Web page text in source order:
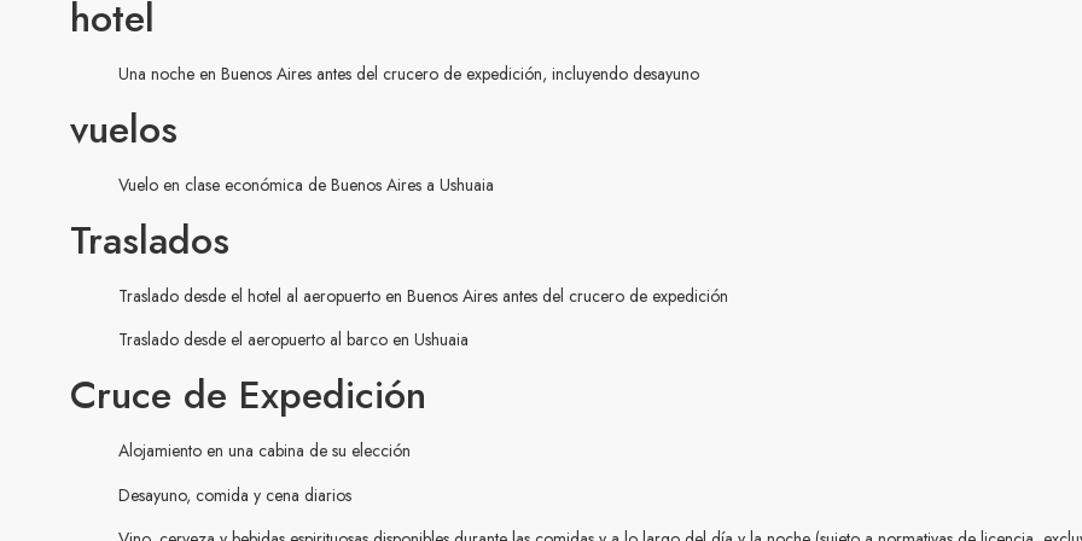
hotel
Una noche en Buenos Aires antes del crucero de expedición, incluyendo desayuno
vuelos
Vuelo en clase económica de Buenos Aires a Ushuaia
Traslados
Traslado desde el hotel al aeropuerto en Buenos Aires antes del crucero de expedición
Traslado desde el aeropuerto al barco en Ushuaia
Cruce de Expedición
Alojamiento en una cabina de su elección
Desayuno, comida y cena diarios